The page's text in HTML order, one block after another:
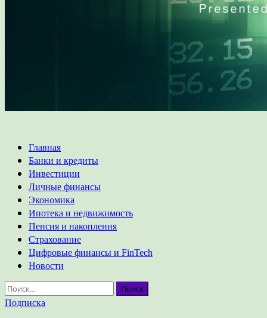
Основное
меню
Главная
Банки и кредиты
Инвестиции
Личные финансы
Экономика
Ипотека и недвижимость
Пенсия и накопления
Страхование
Цифровые финансы и FinTech
Новости
Найти:
Подписка